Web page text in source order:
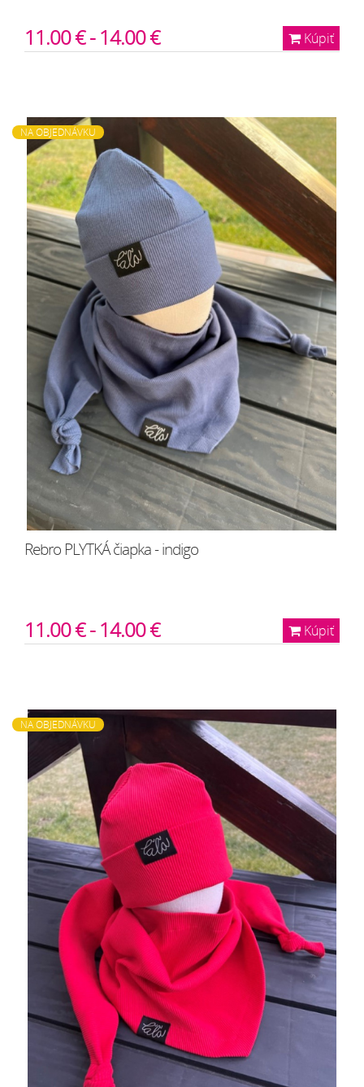
Kúpiť
11.00 € - 14.00 €
NA OBJEDNÁVKU
Rebro PLYTKÁ čiapka - indigo
Kúpiť
11.00 € - 14.00 €
NA OBJEDNÁVKU